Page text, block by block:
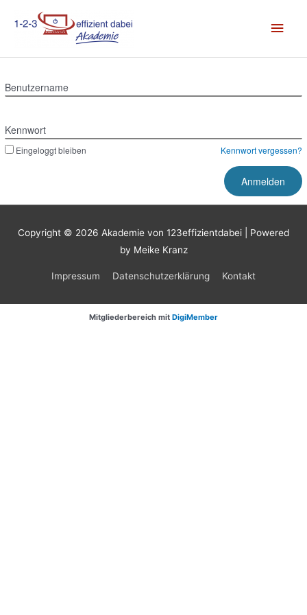
Inhalt
Benutzername
Kennwort
Eingeloggt bleiben Kennwort vergessen?
Copyright © 2026 Akademie von 123effizientdabei | Powered
by Meike Kranz
Impressum Datenschutzerklärung Kontakt
Mitgliederbereich mit DigiMember